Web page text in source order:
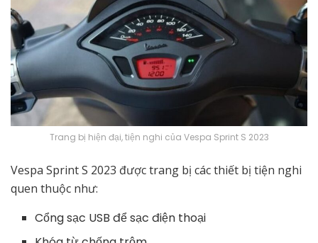
Trang bị hiện đại, tiện nghi của Vespa Sprint S 2023
Vespa Sprint S 2023 được trang bị các thiết bị tiện nghi
quen thuộc như:
Cổng sạc USB để sạc điện thoại